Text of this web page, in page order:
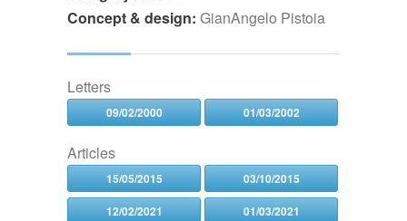
Concept & design: GianAngelo Pistoia
Letters
09/02/2000 01/03/2002
Articles
15/05/2015
03/10/2015
12/02/2021
01/03/2021